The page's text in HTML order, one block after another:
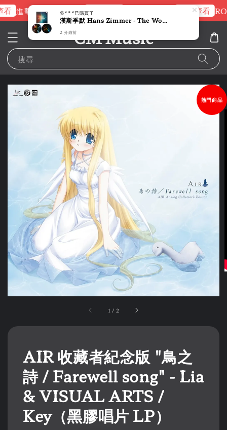
進擊的巨人片頭曲 立即查看 立即查看
CM Music
搜尋
1 / 2
熱門商品
AIR 收藏者紀念版 "鳥之
詩 / Farewell song" - Lia
& VISUAL ARTS /
Key（黑膠唱片 LP）
吳***已購買了
漢斯季默 Hans Zimmer - The World of Hans Zimmer - Best of（黑膠唱片 LP）
2 分鐘前